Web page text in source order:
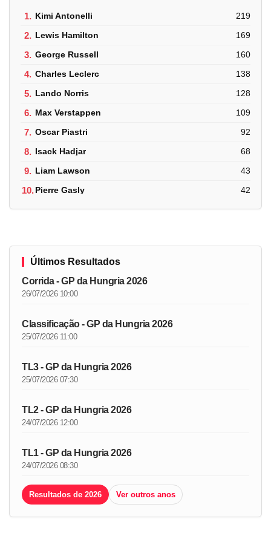
1. Kimi Antonelli 219
2. Lewis Hamilton 169
3. George Russell 160
4. Charles Leclerc 138
5. Lando Norris 128
6. Max Verstappen 109
7. Oscar Piastri 92
8. Isack Hadjar 68
9. Liam Lawson 43
10.Pierre Gasly 42
Últimos Resultados
Corrida - GP da Hungria 2026
26/07/2026 10:00
Classificação - GP da Hungria 2026
25/07/2026 11:00
TL3 - GP da Hungria 2026
25/07/2026 07:30
TL2 - GP da Hungria 2026
24/07/2026 12:00
TL1 - GP da Hungria 2026
24/07/2026 08:30
Resultados de 2026 Ver outros anos